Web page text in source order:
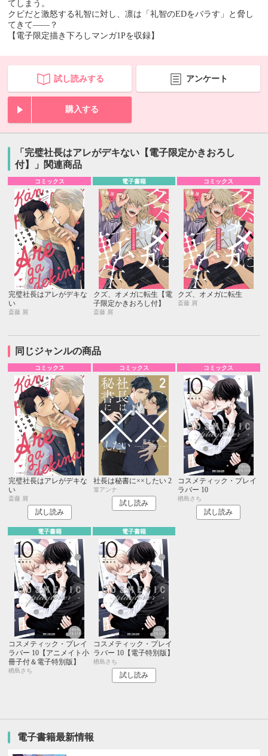
てしまう。
クビだと激怒する礼智に対し、凛は「礼智のEDをバラす」と脅し
てきて――？
【電子限定描き下ろしマンガ1Pを収録】
試し読みする アンケート
購入する
「完璧社長はアレがデキない【電子限定かきおろし
付】」関連商品
コミックス
完璧社長はアレがデキな
い
斎藤 屑
電子書籍
クズ、オメガに転生【電
子限定かきおろし付】
斎藤 屑
コミックス
クズ、オメガに転生
斎藤 屑
同じジャンルの商品
コミックス
完璧社長はアレがデキな
い
斎藤 屑
試し読み
コミックス
社長は秘書に××したい 2
篁アンナ
試し読み
コミックス
コスメティック・プレイ
ラバー 10
楢島さち
試し読み
電子書籍
コスメティック・プレイ
ラバー 10【アニメイト小
冊子付＆電子特別版】
楢島さち
電子書籍
コスメティック・プレイ
ラバー 10【電子特別版】
楢島さち
試し読み
電子書籍最新情報